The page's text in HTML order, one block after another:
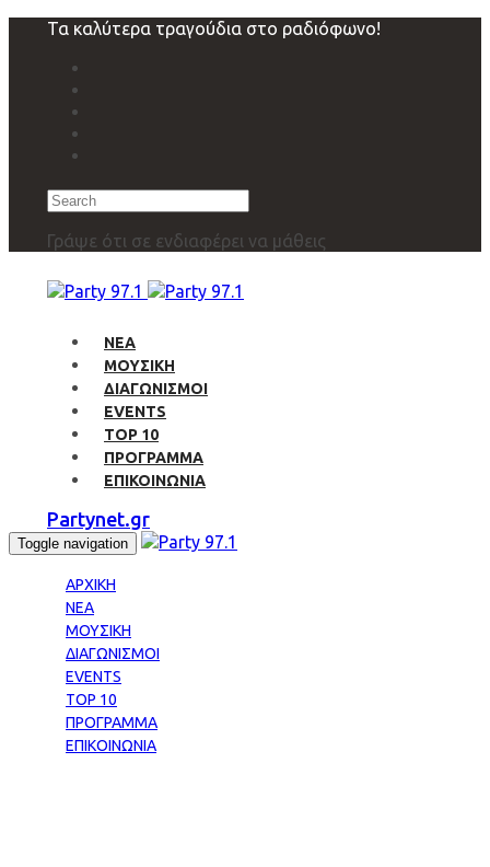
navigation
Τα καλύτερα τραγούδια στο ραδιόφωνο!
Search
Γράψε ότι σε ενδιαφέρει να μάθεις
ΝΕΑ
ΜΟΥΣΙΚΗ
ΔΙΑΓΩΝΙΣΜΟΙ
EVENTS
TOP 10
ΠΡΟΓΡΑΜΜΑ
ΕΠΙΚΟΙΝΩΝΙΑ
Partynet.gr
Toggle navigation
ΑΡΧΙΚΗ
ΝΕΑ
ΜΟΥΣΙΚΗ
ΔΙΑΓΩΝΙΣΜΟΙ
EVENTS
TOP 10
ΠΡΟΓΡΑΜΜΑ
ΕΠΙΚΟΙΝΩΝΙΑ